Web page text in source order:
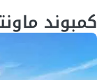
كمبوند